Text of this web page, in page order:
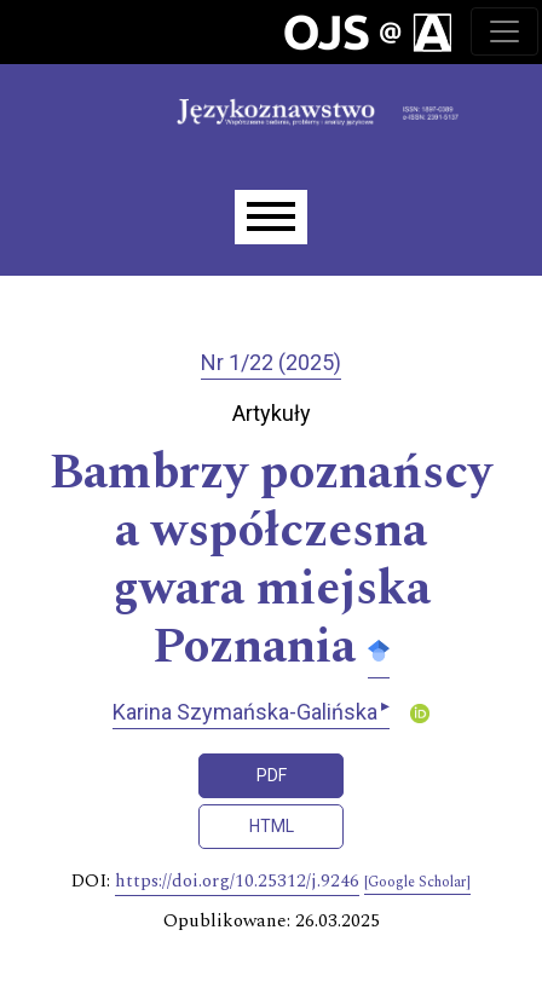
Nr 1/22 (2025)
Artykuły
Bambrzy poznańscy
a współczesna
gwara miejska
Poznania
Karina Szymańska-Galińska ▸
PDF
HTML
DOI: https://doi.org/10.25312/j.9246 [Google Scholar]
Opublikowane: 26.03.2025